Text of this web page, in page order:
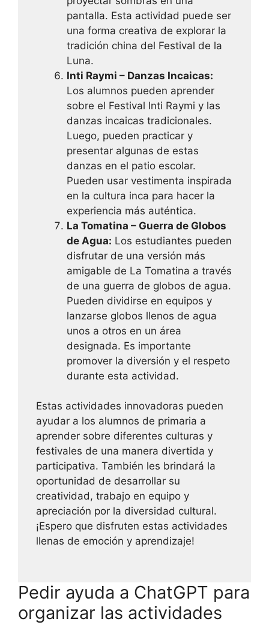
pantalla. Esta actividad puede ser
una forma creativa de explorar la
tradición china del Festival de la
Luna.
Inti Raymi – Danzas Incaicas:
Los alumnos pueden aprender
sobre el Festival Inti Raymi y las
danzas incaicas tradicionales.
Luego, pueden practicar y
presentar algunas de estas
danzas en el patio escolar.
Pueden usar vestimenta inspirada
en la cultura inca para hacer la
experiencia más auténtica.
La Tomatina – Guerra de Globos
de Agua: Los estudiantes pueden
disfrutar de una versión más
amigable de La Tomatina a través
de una guerra de globos de agua.
Pueden dividirse en equipos y
lanzarse globos llenos de agua
unos a otros en un área
designada. Es importante
promover la diversión y el respeto
durante esta actividad.
Estas actividades innovadoras pueden
ayudar a los alumnos de primaria a
aprender sobre diferentes culturas y
festivales de una manera divertida y
participativa. También les brindará la
oportunidad de desarrollar su
creatividad, trabajo en equipo y
apreciación por la diversidad cultural.
¡Espero que disfruten estas actividades
llenas de emoción y aprendizaje!
Pedir ayuda a ChatGPT para
organizar las actividades